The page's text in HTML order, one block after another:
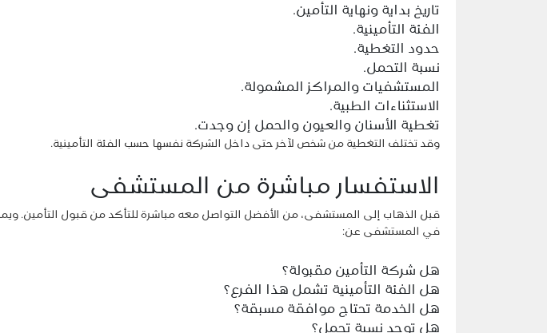
تاريخ بداية ونهاية التأمين.
الفئة التأمينية.
حدود التغطية.
نسبة التحمل.
المستشفيات والمراكز المشمولة.
الاستثناءات الطبية.
تغطية الأسنان والعيون والحمل إن وجدت.
وقد تختلف التغطية من شخص لآخر حتى داخل الشركة نفسها حسب الفئة التأمينية.
الاستفسار مباشرة من المستشفى
قبل الذهاب إلى المستشفى، من الأفضل التواصل معه مباشرة للتأكد من قبول التأمين.
في المستشفى عن:
هل شركة التأمين مقبولة؟
هل الفئة التأمينية تشمل هذا الفرع؟
هل الخدمة تحتاج موافقة مسبقة؟
هل توجد نسبة تحمل؟